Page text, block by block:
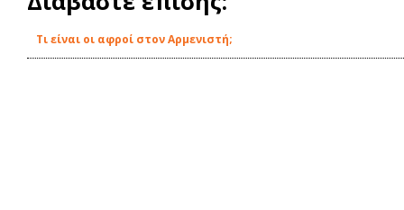
Τι είναι οι αφροί στον Αρμενιστή;